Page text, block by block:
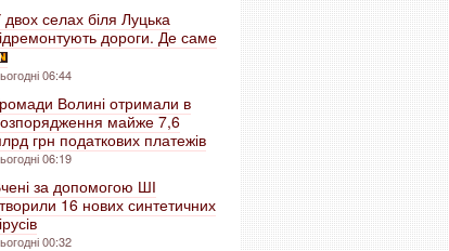
селах біля Луцька
дороги. Де саме
06:44
Волині отримали в
майже 7,6
грн податкових платежів
06:19
за допомогою ШІ
16 нових синтетичних
00:32